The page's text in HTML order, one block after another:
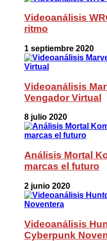
Videoanálisis
ritmo
1 septiembre 2020
Videoanálisis
Vengador Virtual
8 julio 2020
Análisis Mortal
marcas el futuro
2 junio 2020
Videoanálisis
Cyberpunk